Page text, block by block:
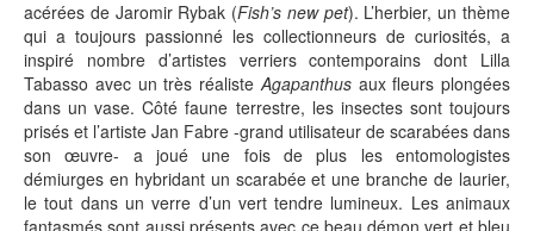
acérées de Jaromir Rybak (Fish’s new pet). L’herbier, un thème
qui a toujours passionné les collectionneurs de curiosités, a
inspiré nombre d’artistes verriers contemporains dont Lilla
Tabasso avec un très réalisteAgapanthusaux fleurs plongées
dans un vase. Côté faune terrestre, les insectes sont toujours
prisés et l’artiste Jan Fabre -grand utilisateur de scarabées dans
son œuvre- a joué une fois de plus les entomologistes
démiurges en hybridant un scarabée et une branche de laurier,
le tout dans un verre d’un vert tendre lumineux. Les animaux
fantasmés sont aussi présents avec ce beau démon vert et bleu